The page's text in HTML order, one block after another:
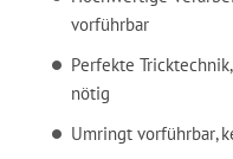
vorführbar
Perfekte
nötig
Umringt vorführbar,